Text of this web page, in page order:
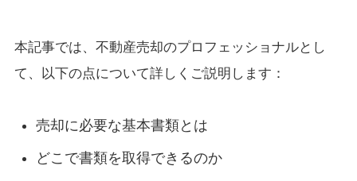
本記事では、不動産売却のプロフェッショナルとし
て、以下の点について詳しくご説明します：
売却に必要な基本書類とは
どこで書類を取得できるのか